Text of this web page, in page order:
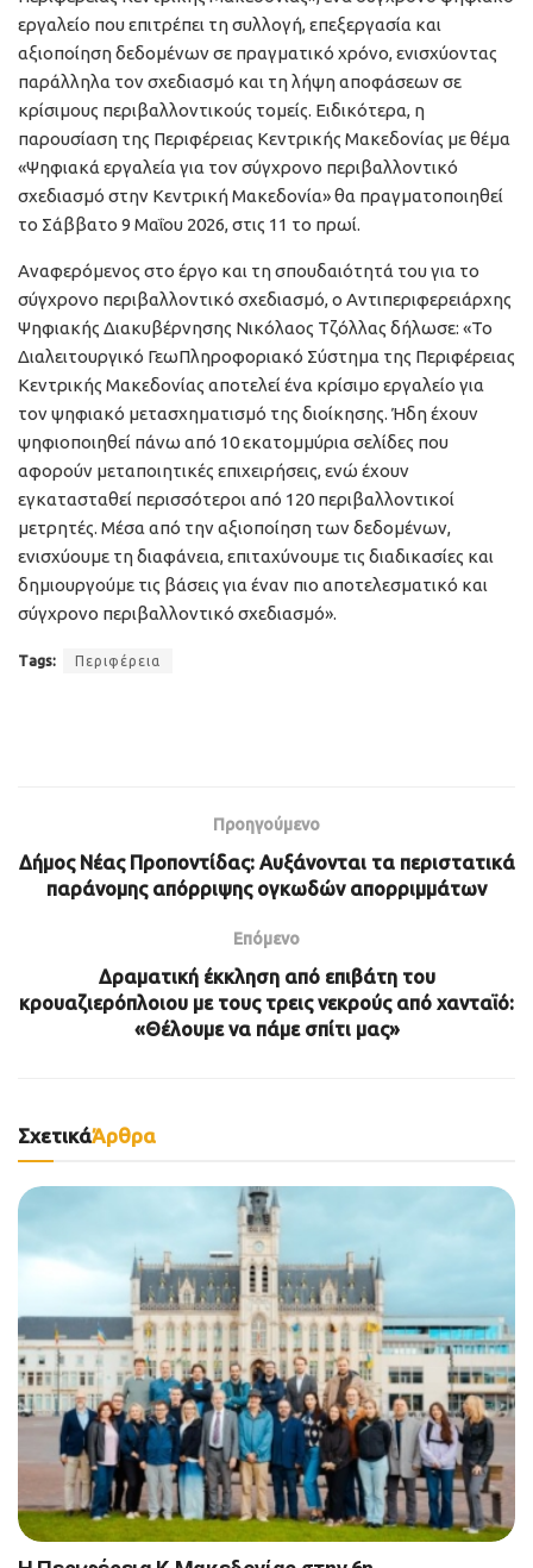
εργαλείο που επιτρέπει τη συλλογή, επεξεργασία και
αξιοποίηση δεδομένων σε πραγματικό χρόνο, ενισχύοντας
παράλληλα τον σχεδιασμό και τη λήψη αποφάσεων σε
κρίσιμους περιβαλλοντικούς τομείς. Ειδικότερα, η
παρουσίαση της Περιφέρειας Κεντρικής Μακεδονίας με θέμα
«Ψηφιακά εργαλεία για τον σύγχρονο περιβαλλοντικό
σχεδιασμό στην Κεντρική Μακεδονία» θα πραγματοποιηθεί
το Σάββατο 9 Μαΐου 2026, στις 11 το πρωί.
Αναφερόμενος στο έργο και τη σπουδαιότητά του για το
σύγχρονο περιβαλλοντικό σχεδιασμό, ο Αντιπεριφερειάρχης
Ψηφιακής Διακυβέρνησης Νικόλαος Τζόλλας δήλωσε: «Το
Διαλειτουργικό ΓεωΠληροφοριακό Σύστημα της Περιφέρειας
Κεντρικής Μακεδονίας αποτελεί ένα κρίσιμο εργαλείο για
τον ψηφιακό μετασχηματισμό της διοίκησης. Ήδη έχουν
ψηφιοποιηθεί πάνω από 10 εκατομμύρια σελίδες που
αφορούν μεταποιητικές επιχειρήσεις, ενώ έχουν
εγκατασταθεί περισσότεροι από 120 περιβαλλοντικοί
μετρητές. Μέσα από την αξιοποίηση των δεδομένων,
ενισχύουμε τη διαφάνεια, επιταχύνουμε τις διαδικασίες και
δημιουργούμε τις βάσεις για έναν πιο αποτελεσματικό και
σύγχρονο περιβαλλοντικό σχεδιασμό».
Tags: Περιφέρεια
Προηγούμενο
Δήμος Νέας Προποντίδας: Αυξάνονται τα περιστατικά
παράνομης απόρριψης ογκωδών απορριμμάτων
Επόμενο
Δραματική έκκληση από επιβάτη του
κρουαζιερόπλοιου με τους τρεις νεκρούς από χανταϊό:
«Θέλουμε να πάμε σπίτι μας»
ΣχετικάΆρθρα